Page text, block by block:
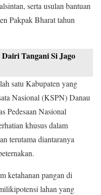
serta usulan bantuan
Pakpak Bharat tahun
Tangani Si Jago
satu Kabupaten yang
Nasional (KSPN) Danau
Pedesaan Nasional
khusus dalam
terutama diantaranya
ketahanan pangan di
lahan yang